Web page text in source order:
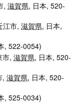
, 滋賀県, 日本, 520-
江市, 滋賀県, 日本,
, 522-0054)
市, 滋賀県, 日本, 520-
, 滋賀県, 日本, 520-
, 525-0034)